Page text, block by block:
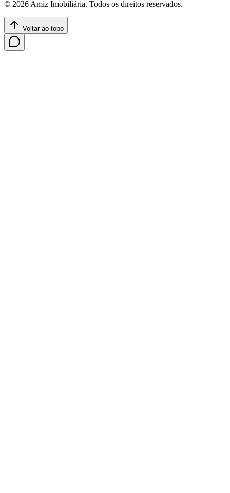
© 2026Amiz Imobiliária. Todos os direitos reservados.
Voltar ao topo